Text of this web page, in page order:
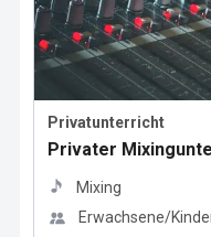
Privatunterricht
Privater
Mixing
Erwachsene/